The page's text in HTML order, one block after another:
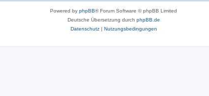
Powered by phpBB® Forum Software © phpBB Limited
Deutsche Übersetzung durch phpBB.de
Datenschutz| Nutzungsbedingungen